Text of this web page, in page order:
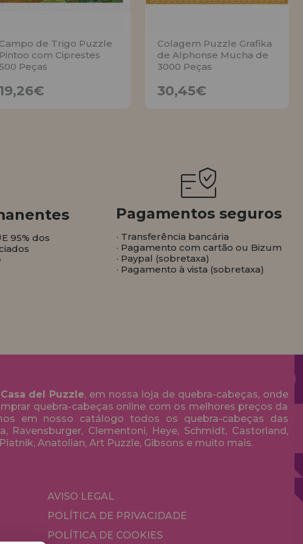
Campo de Trigo Puzzle
Pintoo com Ciprestes
Peças
19,26€
Colagem Puzzle Grafika
de Alphonse Mucha de
3000 Peças
30,45€
95% dos
Pagamentos seguros
· Transferência bancária
· Pagamento com cartão ou Bizum
· Paypal (sobretaxa)
· Pagamento à vista (sobretaxa)
Casa del Puzzle, em nossa loja de quebra-cabeças, onde
quebra-cabeças online com os melhores preços da
em nosso catálogo todos os quebra-cabeças das
Ravensburger, Clementoni, Heye, Schmidt, Castorland,
Anatolian, Art Puzzle, Gibsons e muito mais.
AVISO LEGAL
POLÍTICA DE PRIVACIDADE
POLÍTICA DE COOKIES